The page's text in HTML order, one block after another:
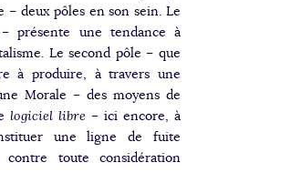
– deux pôles en son sein. Le
– présente une tendance à
Le second pôle – que
à produire, à travers une
Morale – des moyens de
logiciel libre – ici encore, à
une ligne de fuite
toute considération